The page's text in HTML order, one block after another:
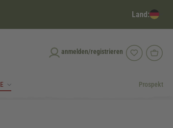
Land:
anmelden/registrieren
Prospekt